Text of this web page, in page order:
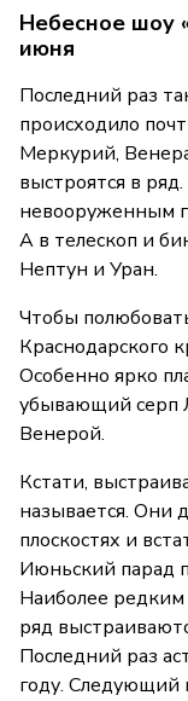
Небесное шоу
июня
Последний раз
происходило
Меркурий,
выстроятся в
невооруженным
А в телескоп и
Нептун и Уран.
Чтобы
Краснодарского
Особенно ярко
убывающий серп
Венерой.
Кстати,
называется. Они
плоскостях и
Июньский парад
Наиболее редким
ряд
Последний раз
году. Следующий